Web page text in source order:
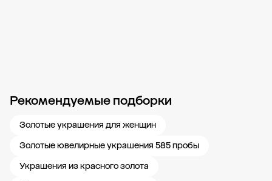
Рекомендуемые подборки
Золотые украшения для женщин
Золотые ювелирные украшения 585 пробы
Украшения из красного золота
Новости компании Журнал ЗОЛОТОЙ Блог